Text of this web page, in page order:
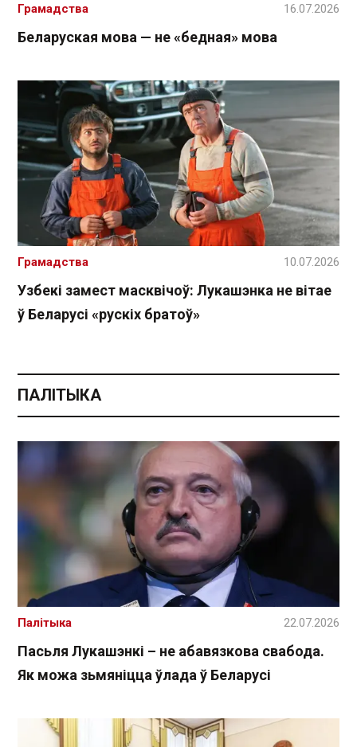
Беларуская мова — не «бедная» мова
Грамадства 16.07.2026
Узбекі замест масквічоў: Лукашэнка не вітае
ў Беларусі «рускіх братоў»
Грамадства 10.07.2026
ПАЛІТЫКА
Пасьля Лукашэнкі – не абавязкова свабода.
Як можа зьмяніцца ўлада ў Беларусі
Палітыка 22.07.2026